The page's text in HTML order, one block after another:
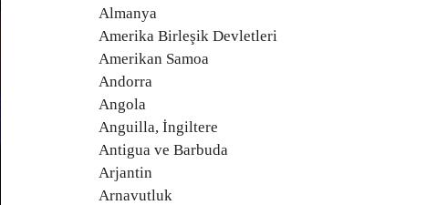
Almanya
Amerika Birleşik Devletleri
Amerikan Samoa
Andorra
Angola
Anguilla, İngiltere
Antigua ve Barbuda
Arjantin
Arnavutluk